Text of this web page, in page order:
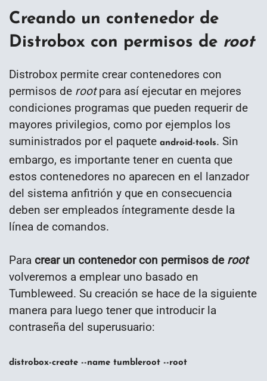
Creando un contenedor de
Distrobox con permisos de root
Distrobox permite crear contenedores con
permisos de rootpara así ejecutar en mejores
condiciones programas que pueden requerir de
mayores privilegios, como por ejemplos los
suministrados por el paquete android-tools. Sin
embargo, es importante tener en cuenta que
estos contenedores no aparecen en el lanzador
del sistema anfitrión y que en consecuencia
deben ser empleados íntegramente desde la
línea de comandos.
Para crear un contenedor con permisos de root
volveremos a emplear uno basado en
Tumbleweed. Su creación se hace de la siguiente
manera para luego tener que introducir la
contraseña del superusuario:
distrobox-create --name tumbleroot --root